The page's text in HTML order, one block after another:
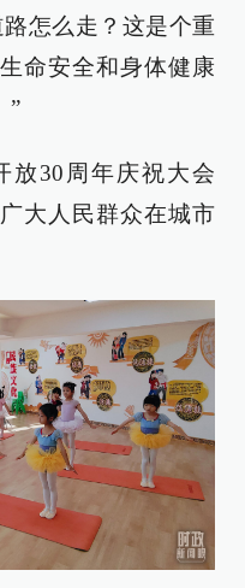
怎么走？这是个重
命安全和身体健康
”
放30周年庆祝大会
大人民群众在城市